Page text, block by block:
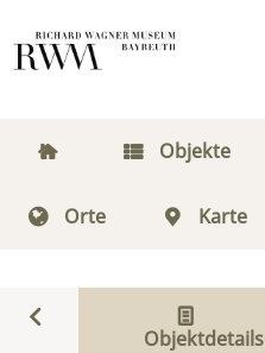
Objekte
Orte Karte
Objektdetails